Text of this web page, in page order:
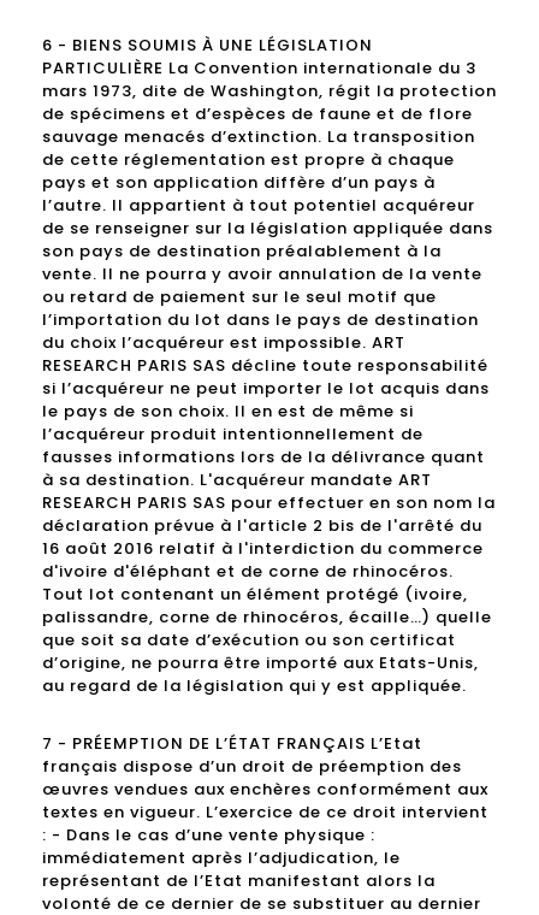
6 - BIENS SOUMIS À UNE LÉGISLATION
PARTICULIÈRE La Convention internationale du 3
mars 1973, dite de Washington, régit la protection
de spécimens et d’espèces de faune et de flore
sauvage menacés d’extinction. La transposition
de cette réglementation est propre à chaque
pays et son application diffère d’un pays à
l’autre. Il appartient à tout potentiel acquéreur
de se renseigner sur la législation appliquée dans
son pays de destination préalablement à la
vente. Il ne pourra y avoir annulation de la vente
ou retard de paiement sur le seul motif que
l’importation du lot dans le pays de destination
du choix l’acquéreur est impossible. ART
RESEARCH PARIS SAS décline toute responsabilité
si l’acquéreur ne peut importer le lot acquis dans
le pays de son choix. Il en est de même si
l’acquéreur produit intentionnellement de
fausses informations lors de la délivrance quant
à sa destination. L'acquéreur mandate ART
RESEARCH PARIS SAS pour effectuer en son nom la
déclaration prévue à l'article 2 bis de l'arrêté du
16 août 2016 relatif à l'interdiction du commerce
d'ivoire d'éléphant et de corne de rhinocéros.
Tout lot contenant un élément protégé (ivoire,
palissandre, corne de rhinocéros, écaille…) quelle
que soit sa date d’exécution ou son certificat
d’origine, ne pourra être importé aux Etats-Unis,
au regard de la législation qui y est appliquée.
7 - PRÉEMPTION DE L’ÉTAT FRANÇAIS L’Etat
français dispose d’un droit de préemption des
œuvres vendues aux enchères conformément aux
textes en vigueur. L’exercice de ce droit intervient
: - Dans le cas d’une vente physique :
immédiatement après l’adjudication, le
représentant de l’Etat manifestant alors la
volonté de ce dernier de se substituer au dernier